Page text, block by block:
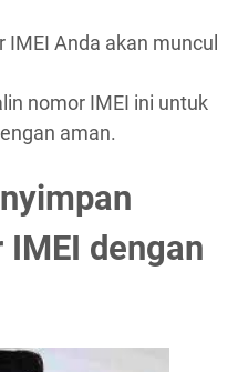
Anda akan muncul
nomor IMEI ini untuk
aman.
dengan